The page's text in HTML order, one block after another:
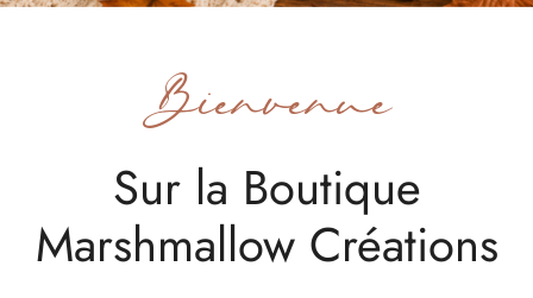
Bienvenue
Sur la Boutique
Marshmallow Créations